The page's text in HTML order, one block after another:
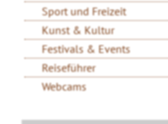
Sport und Freizeit
Kunst & Kultur
Festivals & Events
Reiseführer
Webcams